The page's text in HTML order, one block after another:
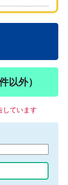
以外）
しています